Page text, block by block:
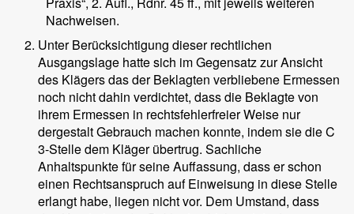
Nachweisen.
Unter Berücksichtigung dieser rechtlichen
Ausgangslage hatte sich im Gegensatz zur Ansicht
des Klägers das der Beklagten verbliebene Ermessen
noch nicht dahin verdichtet, dass die Beklagte von
ihrem Ermessen in rechtsfehlerfreier Weise nur
dergestalt Gebrauch machen konnte, indem sie die C
3-Stelle dem Kläger übertrug. Sachliche
Anhaltspunkte für seine Auffassung, dass er schon
einen Rechtsanspruch auf Einweisung in diese Stelle
erlangt habe, liegen nicht vor. Dem Umstand, dass